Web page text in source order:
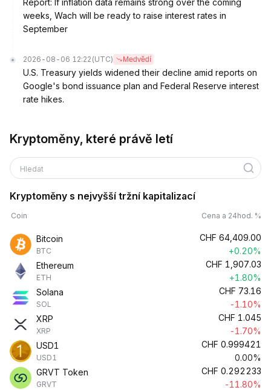
Report: If inflation data remains strong over the coming
weeks, Wach will be ready to raise interest rates in
September
2026-08-06 12:22 (UTC) Medvědí
U.S. Treasury yields widened their decline amid reports on
Google's bond issuance plan and Federal Reserve interest
rate hikes.
Kryptoměny, které právě letí
Hledat
Kryptoměny s nejvyšší tržní kapitalizací
Coin Cena a 24hod. %
Bitcoin
BTC
CHF 64,409.00
+0.20%
Ethereum
ETH
CHF 1,907.03
+1.80%
Solana
SOL
CHF 73.16
-1.10%
XRP
XRP
CHF 1.045
-1.70%
USD1
USD1
CHF 0.999421
0.00%
GRVT Token
GRVT
CHF 0.292233
-11.80%